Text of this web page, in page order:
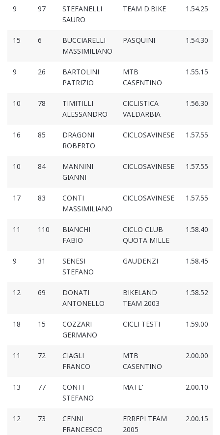
9 97
STEFANELLI
SAURO
TEAM D.BIKE 1.54.25
15 6
BUCCIARELLI
MASSIMILIANO
PASQUINI 1.54.30
9 26
BARTOLINI
PATRIZIO
MTB
CASENTINO
1.55.15
10 78
TIMITILLI
ALESSANDRO
CICLISTICA
VALDARBIA
1.56.30
16 85
DRAGONI
ROBERTO
CICLOSAVINESE 1.57.55
10 84
MANNINI
GIANNI
CICLOSAVINESE 1.57.55
17 83
CONTI
MASSIMILIANO
CICLOSAVINESE 1.57.55
11 110
BIANCHI
FABIO
CICLO CLUB
QUOTA MILLE
1.58.40
9 31
SENESI
STEFANO
GAUDENZI 1.58.45
12 69
DONATI
ANTONELLO
BIKELAND
TEAM 2003
1.58.52
18 15
COZZARI
GERMANO
CICLI TESTI 1.59.00
11 72
CIAGLI
FRANCO
MTB
CASENTINO
2.00.00
13 77
CONTI
STEFANO
MATE' 2.00.10
12 73
CENNI
FRANCESCO
ERREPI TEAM
2005
2.00.15